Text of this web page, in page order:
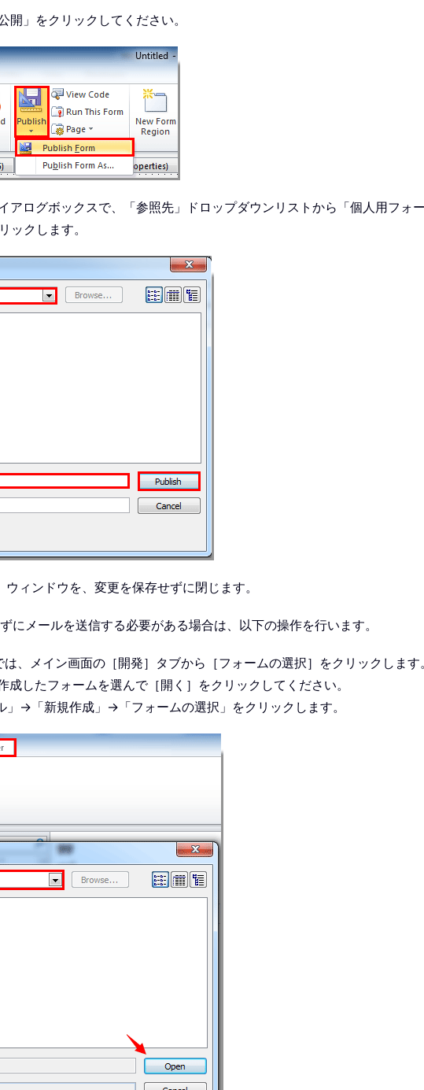
」をクリックしてください。
アログボックスで、「参照先」ドロップダウンリストから「個人用フォ
ックします。
ィンドウを、変更を保存せずに閉じます。
にメールを送信する必要がある場合は、以下の操作を行います。
、メイン画面の［開発］タブから［フォームの選択］をクリックしま
成したフォームを選んで［開く］をクリックしてください。
→「新規作成」→「フォームの選択」をクリックします。